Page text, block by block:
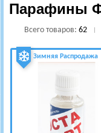
Парафины
Всего товаров: 62
Зимняя Распродажа